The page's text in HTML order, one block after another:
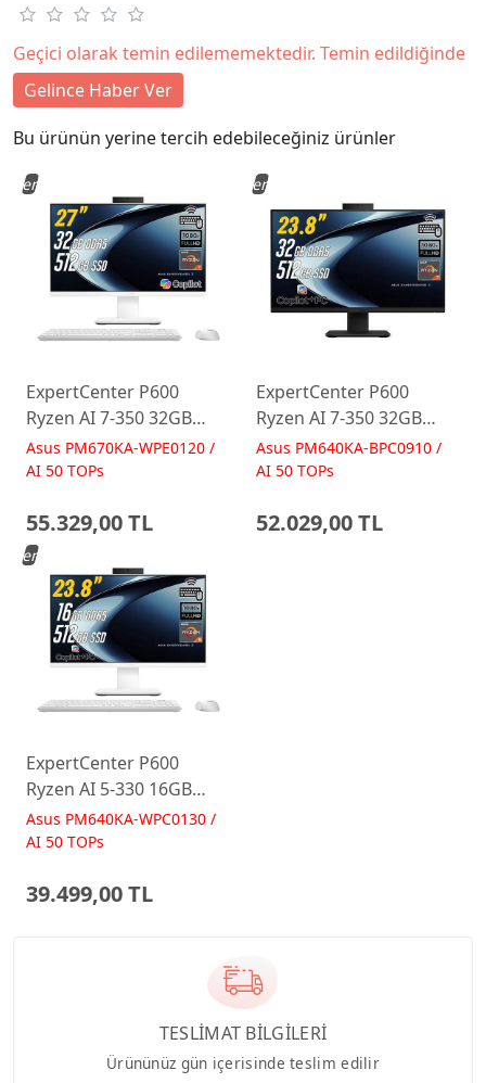
Geçici olarak temin edilememektedir. Temin edildiğinde
Gelince Haber Ver
Bu ürünün yerine tercih edebileceğiniz ürünler
ExpertCenter P600
Ryzen AI 7-350 32GB
512GB 27 FreeDos Beyaz
AI-Powered AIO
Asus PM670KA-WPE0120 /
AI 50 TOPs
55.329,00 TL
Yeni
ExpertCenter P600
Ryzen AI 7-350 32GB
512GB 23.8 FreeDos
Siyah AI-Powered AIO
Asus PM640KA-BPC0910 /
AI 50 TOPs
52.029,00 TL
Yeni
ExpertCenter P600
Ryzen AI 5-330 16GB
512GB 23.8 FreeDos
Beyaz AI-Powered AIO
Asus PM640KA-WPC0130 /
AI 50 TOPs
39.499,00 TL
Yeni
TESLİMAT BİLGİLERİ
Ürününüz gün içerisinde teslim edilir